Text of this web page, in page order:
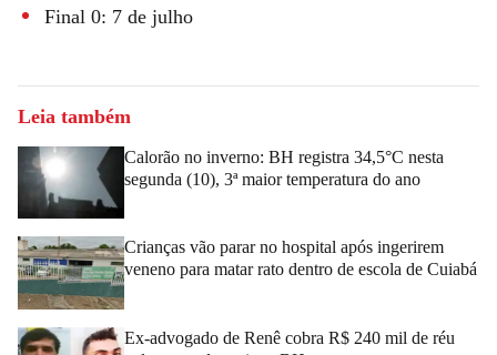
Final 0: 7 de julho
Leia também
Calorão no inverno: BH registra 34,5°C nesta
segunda (10), 3ª maior temperatura do ano
Crianças vão parar no hospital após ingerirem
veneno para matar rato dentro de escola de Cuiabá
Ex-advogado de Renê cobra R$ 240 mil de réu